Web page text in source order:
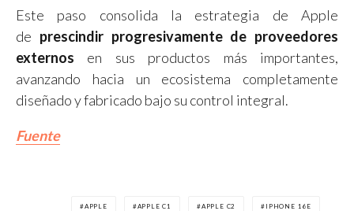
Este paso consolida la estrategia de Apple
de prescindir progresivamente de proveedores
externos en sus productos más importantes,
avanzando hacia un ecosistema completamente
diseñado y fabricado bajo su control integral.
Fuente
APPLE APPLE C1 APPLE C2 IPHONE 16E